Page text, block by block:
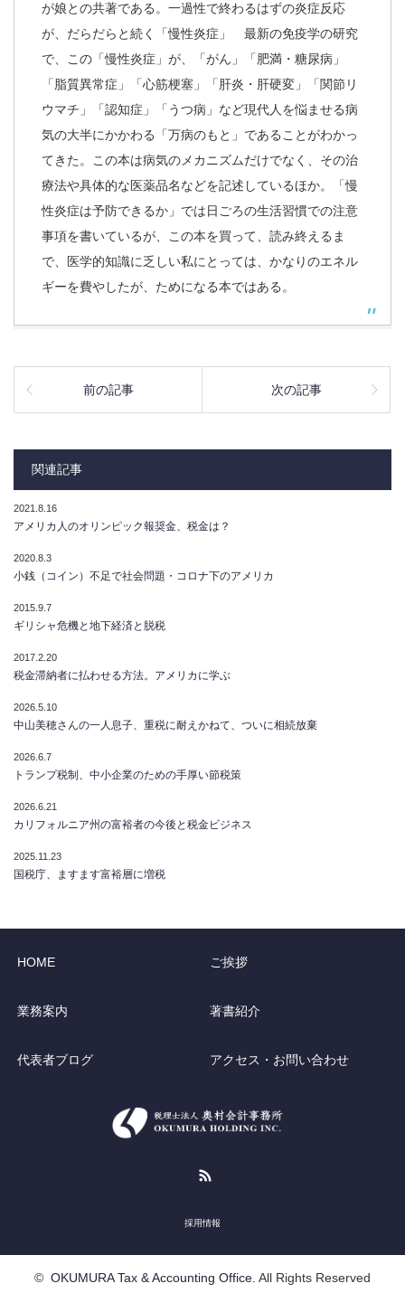
が娘との共著である。一過性で終わるはずの炎症反応
が、だらだらと続く「慢性炎症」 最新の免疫学の研究
で、この「慢性炎症」が、「がん」「肥満・糖尿病」
「脂質異常症」「心筋梗塞」「肝炎・肝硬変」「関節リ
ウマチ」「認知症」「うつ病」など現代人を悩ませる病
気の大半にかかわる「万病のもと」であることがわかっ
てきた。この本は病気のメカニズムだけでなく、その治
療法や具体的な医薬品名などを記述しているほか。「慢
性炎症は予防できるか」では日ごろの生活習慣での注意
事項を書いているが、この本を買って、読み終えるま
で、医学的知識に乏しい私にとっては、かなりのエネル
ギーを費やしたが、ためになる本ではある。
前の記事 次の記事
関連記事
2021.8.16
アメリカ人のオリンピック報奨金、税金は？
2020.8.3
小銭（コイン）不足で社会問題・コロナ下のアメリカ
2015.9.7
ギリシャ危機と地下経済と脱税
2017.2.20
税金滞納者に払わせる方法。アメリカに学ぶ
2026.5.10
中山美穂さんの一人息子、重税に耐えかねて、ついに相続放棄
2026.6.7
トランプ税制、中小企業のための手厚い節税策
2026.6.21
カリフォルニア州の富裕者の今後と税金ビジネス
2025.11.23
国税庁、ますます富裕層に増税
HOME ご挨拶
業務案内 著書紹介
代表者ブログ アクセス・お問い合わせ
採用情報
© OKUMURA Tax & Accounting Office. All Rights Reserved